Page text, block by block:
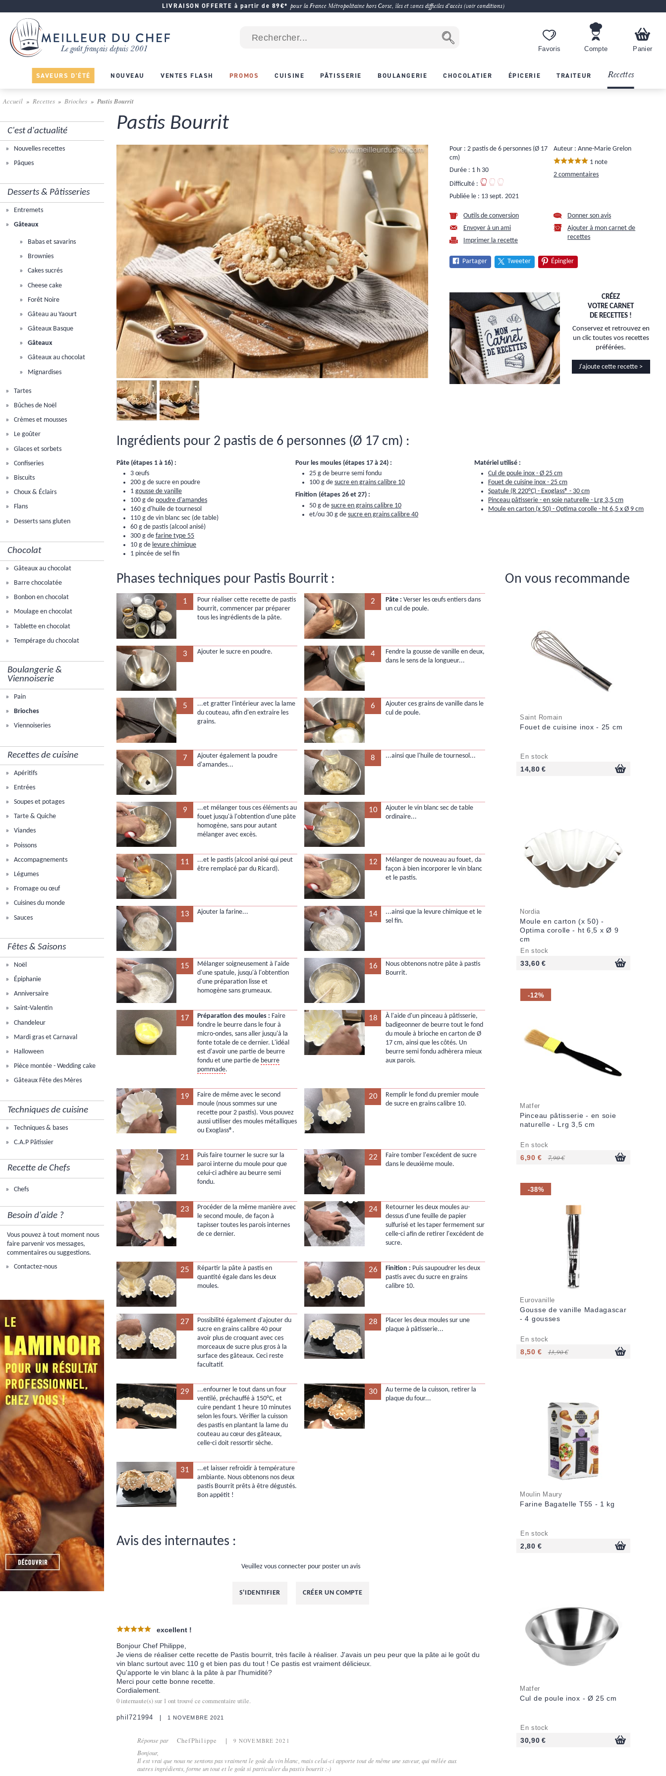
LIVRAISON OFFERTE à partir de 89€* pour la France Métropolitaine hors Corse, îles et zones difficiles d'accès (voir conditions)
Favoris Compte Panier
SAVEURS D'ÉTÉ NOUVEAU VENTES FLASH PROMOS CUISINE PÂTISSERIE BOULANGERIE CHOCOLATIER ÉPICERIE TRAITEUR Recettes
Accueil Recettes Brioches Pastis Bourrit
C'est d'actualité
Nouvelles recettes
Pâques
Desserts & Pâtisseries
Entremets
Gâteaux
Babas et savarins
Brownies
Cakes sucrés
Cheese cake
Forêt Noire
Gâteau au Yaourt
Gâteaux Basque
Gâteaux
Gâteaux au chocolat
Mignardises
Tartes
Bûches de Noël
Crèmes et mousses
Le goûter
Glaces et sorbets
Confiseries
Biscuits
Choux & Éclairs
Flans
Desserts sans gluten
Chocolat
Gâteaux au chocolat
Barre chocolatée
Bonbon en chocolat
Moulage en chocolat
Tablette en chocolat
Tempérage du chocolat
Boulangerie &
Viennoiserie
Pain
Brioches
Viennoiseries
Recettes de cuisine
Apéritifs
Entrées
Soupes et potages
Tarte & Quiche
Viandes
Poissons
Accompagnements
Légumes
Fromage ou œuf
Cuisines du monde
Sauces
Fêtes & Saisons
Noël
Épiphanie
Anniversaire
Saint-Valentin
Chandeleur
Mardi gras et Carnaval
Halloween
Pièce montée - Wedding cake
Gâteaux Fête des Mères
Techniques de cuisine
Techniques & bases
C.A.P Pâtissier
Recette de Chefs
Chefs
Besoin d'aide ?
Vous pouvez à tout moment nous
faire parvenir vos messages,
commentaires ou suggestions.
Contactez-nous
Pastis Bourrit
Pour : 2 pastis de 6 personnes (Ø 17
cm)
Durée : 1 h 30
Difficulté :
Publiée le : 13 sept. 2021
Auteur : Anne-Marie Grelon
1 note
2 commentaires
Outils de conversion
Envoyer à un ami
Imprimer la recette
Donner son avis
Ajouter à mon carnet de
recettes
Partager Tweeter Épingler
CRÉEZ
VOTRE CARNET
DE RECETTES !
Conservez et retrouvez en
un clic toutes vos recettes
préférées.
J'ajoute cette recette >
Ingrédients pour 2 pastis de 6 personnes (Ø 17 cm) :
Pâte (étapes 1 à 16) :
3 œufs
200 g de sucre en poudre
1 gousse de vanille
100 g de poudre d'amandes
160 g d'huile de tournesol
110 g de vin blanc sec (de table)
60 g de pastis (alcool anisé)
300 g de farine type 55
10 g de levure chimique
1 pincée de sel fin
Pour les moules (étapes 17 à 24) :
25 g de beurre semi fondu
100 g de sucre en grains calibre 10
Finition (étapes 26 et 27) :
50 g de sucre en grains calibre 10
et/ou 30 g de sucre en grains calibre 40
Matériel utilisé :
Cul de poule inox - Ø 25 cm
Fouet de cuisine inox - 25 cm
Spatule (R 220°C) - Exoglass® - 30 cm
Pinceau pâtisserie - en soie naturelle - Lrg 3,5 cm
Moule en carton (x 50) - Optima corolle - ht 6,5 x Ø 9 cm
On vous recommande
Saint Romain
Fouet de cuisine inox - 25 cm
En stock
14,80 €
Nordia
Moule en carton (x 50) -
Optima corolle - ht 6,5 x Ø 9
cm
En stock
33,60 €
-12%
Matfer
Pinceau pâtisserie - en soie
naturelle - Lrg 3,5 cm
En stock
6,90 € 7,90 €
-38%
Eurovanille
Gousse de vanille Madagascar
- 4 gousses
En stock
8,50 € 13,90 €
Moulin Maury
Farine Bagatelle T55 - 1 kg
En stock
2,80 €
Matfer
Cul de poule inox - Ø 25 cm
En stock
30,90 €
Phases techniques pour Pastis Bourrit :
1
Pour réaliser cette recette de pastis
bourrit, commencer par préparer
tous les ingrédients de la pâte.
2 Pâte : Verser les œufs entiers dans
un cul de poule.
3 Ajouter le sucre en poudre. 4
Fendre la gousse de vanille en deux,
dans le sens de la longueur...
5
...et gratter l'intérieur avec la lame
du couteau, afin d'en extraire les
grains.
6
Ajouter ces grains de vanille dans le
cul de poule.
7
Ajouter également la poudre
d'amandes...
8 ...ainsi que l'huile de tournesol...
9
...et mélanger tous ces éléments au
fouet jusqu'à l'obtention d'une pâte
homogène, sans pour autant
mélanger avec excès.
10
Ajouter le vin blanc sec de table
ordinaire...
11
...et le pastis (alcool anisé qui peut
être remplacé par du Ricard).
12
Mélanger de nouveau au fouet, da
façon à bien incorporer le vin blanc
et le pastis.
13 Ajouter la farine... 14
...ainsi que la levure chimique et le
sel fin.
15
Mélanger soigneusement à l'aide
d'une spatule, jusqu'à l'obtention
d'une préparation lisse et
homogène sans grumeaux.
16
Nous obtenons notre pâte à pastis
Bourrit.
17 Préparation des moules : Faire
fondre le beurre dans le four à
micro-ondes, sans aller jusqu'à la
fonte totale de ce dernier. L'idéal
est d'avoir une partie de beurre
fondu et une partie de beurre
pommade.
18
À l'aide d'un pinceau à pâtisserie,
badigeonner de beurre tout le fond
du moule à brioche en carton de Ø
17 cm, ainsi que les côtés. Un
beurre semi fondu adhèrera mieux
aux parois.
19
Faire de même avec le second
moule (nous sommes sur une
recette pour 2 pastis). Vous pouvez
aussi utiliser des moules métalliques
ou Exoglass®.
20
Remplir le fond du premier moule
de sucre en grains calibre 10.
21
Puis faire tourner le sucre sur la
paroi interne du moule pour que
celui-ci adhère au beurre semi
fondu.
22
Faire tomber l'excédent de sucre
dans le deuxième moule.
23
Procéder de la même manière avec
le second moule, de façon à
tapisser toutes les parois internes
de ce dernier.
24
Retourner les deux moules au-
dessus d'une feuille de papier
sulfurisé et les taper fermement sur
celle-ci afin de retirer l'excédent de
sucre.
25
Répartir la pâte à pastis en
quantité égale dans les deux
moules.
26 Finition : Puis saupoudrer les deux
pastis avec du sucre en grains
calibre 10.
27
Possibilité également d'ajouter du
sucre en grains calibre 40 pour
avoir plus de croquant avec ces
morceaux de sucre plus gros à la
surface des gâteaux. Ceci reste
facultatif.
28
Placer les deux moules sur une
plaque à pâtisserie...
29
...enfourner le tout dans un four
ventilé, préchauffé à 150°C, et
cuire pendant 1 heure 10 minutes
selon les fours. Vérifier la cuisson
des pastis en plantant la lame du
couteau au cœur des gâteaux,
celle-ci doit ressortir sèche.
30
Au terme de la cuisson, retirer la
plaque du four...
31
...et laisser refroidir à température
ambiante. Nous obtenons nos deux
pastis Bourrit prêts à être dégustés.
Bon appétit !
Avis des internautes :
Veuillez vous connecter pour poster un avis
S'IDENTIFIER CRÉER UN COMPTE
excellent !
Bonjour Chef Philippe,
Je viens de réaliser cette recette de Pastis bourrit, très facile à réaliser. J'avais un peu peur que la pâte ai le goût du
vin blanc surtout avec 110 g et bien pas du tout ! Ce pastis est vraiment délicieux.
Qu'apporte le vin blanc à la pâte à par l'humidité?
Merci pour cette bonne recette.
Cordialement.
0internaute(s) sur 1 ont trouvé ce commentaire utile.
phil721994 1 NOVEMBRE 2021
Réponse par ChefPhilippe 9 NOVEMBRE 2021
Bonjour,
Il est vrai que nous ne sentons pas vraiment le goût du vin blanc, mais celui-ci apporte tout de même une saveur, qui mêlée aux
autres ingrédients, forme un tout et le goût si particulier du pastis bourrit :-)